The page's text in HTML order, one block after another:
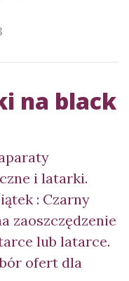
na black
i latarki.
: Czarny
zaoszczędzenie
lub latarce.
ofert dla